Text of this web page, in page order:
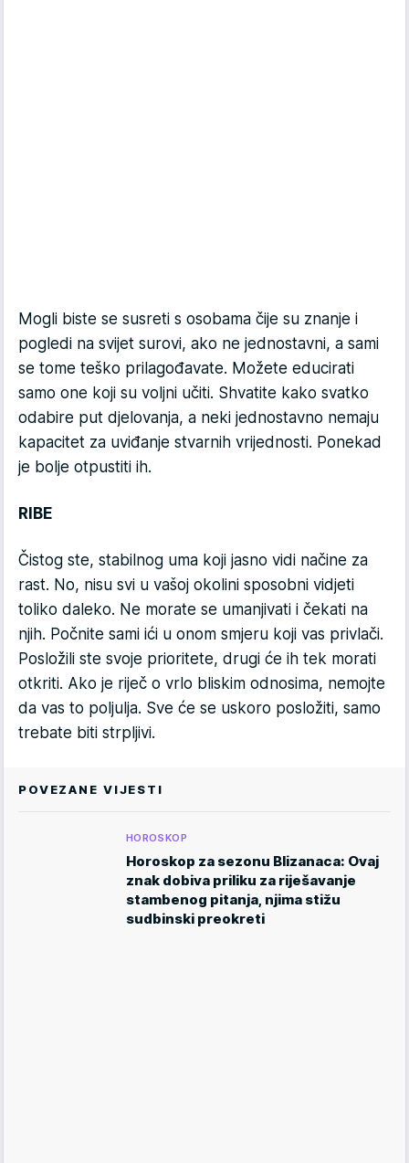
Mogli biste se susreti s osobama čije su znanje i
pogledi na svijet surovi, ako ne jednostavni, a sami
se tome teško prilagođavate. Možete educirati
samo one koji su voljni učiti. Shvatite kako svatko
odabire put djelovanja, a neki jednostavno nemaju
kapacitet za uviđanje stvarnih vrijednosti. Ponekad
je bolje otpustiti ih.
RIBE
Čistog ste, stabilnog uma koji jasno vidi načine za
rast. No, nisu svi u vašoj okolini sposobni vidjeti
toliko daleko. Ne morate se umanjivati i čekati na
njih. Počnite sami ići u onom smjeru koji vas privlači.
Posložili ste svoje prioritete, drugi će ih tek morati
otkriti. Ako je riječ o vrlo bliskim odnosima, nemojte
da vas to poljulja. Sve će se uskoro posložiti, samo
trebate biti strpljivi.
POVEZANE VIJESTI
HOROSKOP
Horoskop za sezonu Blizanaca: Ovaj
znak dobiva priliku za riješavanje
stambenog pitanja, njima stižu
sudbinski preokreti